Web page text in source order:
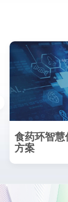
食药环智慧
方案